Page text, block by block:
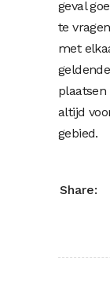
geval
te
met
altijd
gebied.
Share: